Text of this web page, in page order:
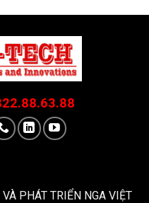
PHÁT TRIỂN NGA VIỆT